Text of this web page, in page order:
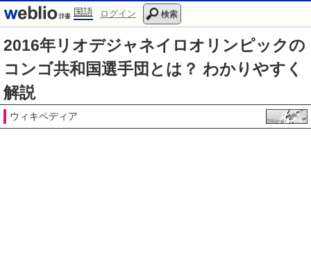
国語 ログイン 検索
2016年リオデジャネイロオリンピックの
コンゴ共和国選手団とは？ わかりやすく
解説
ウィキペディア